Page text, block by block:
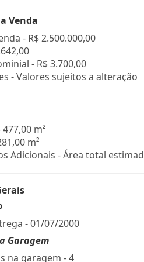
Venda
- R$ 2.500.000,00
- R$ 3.700,00
- Valores sujeitos a alteração
m²
m²
Adicionais - Área total
- 01/07/2000
Garagem
na garagem - 4